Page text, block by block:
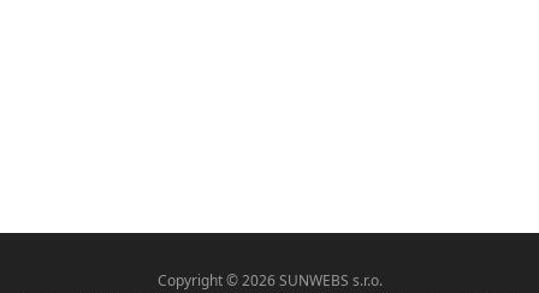
Copyright © 2026 SUNWEBS s.r.o.